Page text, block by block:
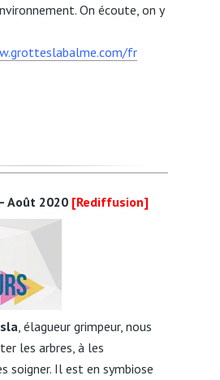
On écoute, on y
fr
Août 2020 [Rediffusion]
, élagueur grimpeur, nous
les arbres, à les
soigner. Il est en symbiose